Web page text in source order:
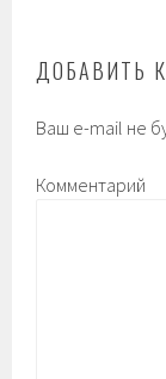
ДОБАВИТЬ
Ваш e-mail не
Комментарий